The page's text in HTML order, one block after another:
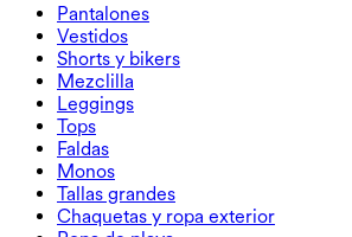
Pantalones
Pantalones
Joggers
Pantalones de trabajo
Pantalones holgados
Vestidos
Vestidos
Sportkleider
Vestidos midi y maxi
Vestidos mini
Shorts y bikers
Shorts y bikers
Biker
Shorts de mezclilla
Mezclilla
Mezclilla
Leggings de mezclilla
Shorts de mezclilla
Faldas de mezclilla
Leggings
Leggings
Leggings push up
Leggings de yoga
Tops
Sujetadores deportivos
Camisetas
Faldas
Faldas
Faldas deportivas
Faldas mini
Faldas maxi y midi
Monos
Monos
Overoles
Monos cortos
Tallas grandes
Tallas grandes
Prendas inferiores talla grande
Chaquetas y ropa exterior
Chaquetas y ropa exterior